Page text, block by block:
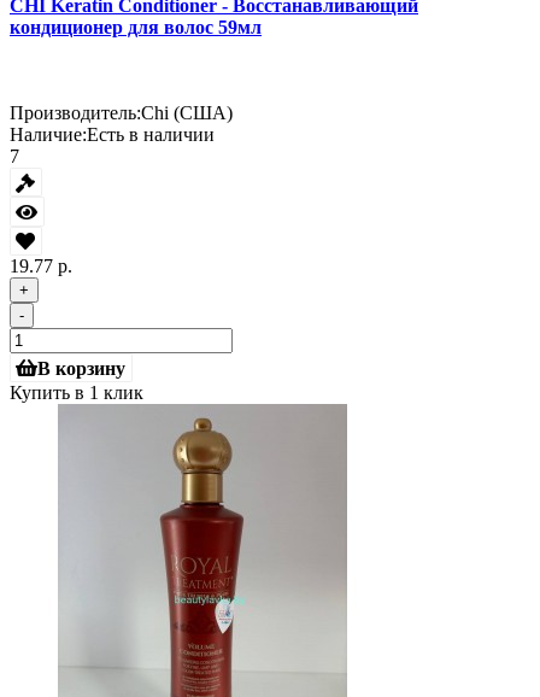
CHI Keratin Conditioner - Восстанавливающий
кондиционер для волос 59мл
Производитель:Chi (США)
Наличие:Есть в наличии
7
19.77 р.
+
-
В корзину
Купить в 1 клик